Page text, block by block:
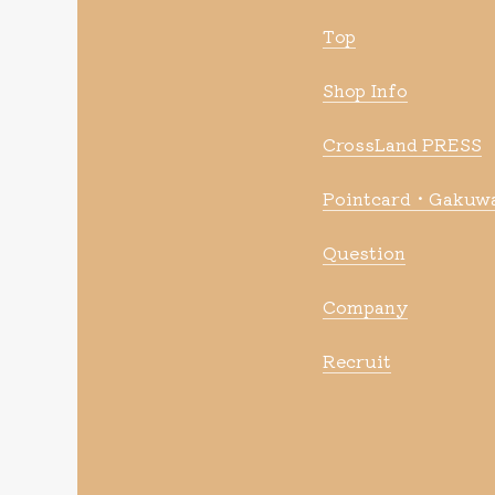
Top
Shop Info
CrossLand PRESS
Pointcard・
Question
Company
Recruit